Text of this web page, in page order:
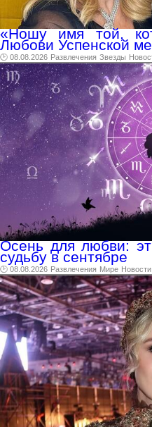
«Ношу имя той,
Любови Успенской
🕑 08.08.2026 Развлечения Звезды
Осень для любви:
судьбу в сентябре
🕑 08.08.2026 Развлечения Мире Новости